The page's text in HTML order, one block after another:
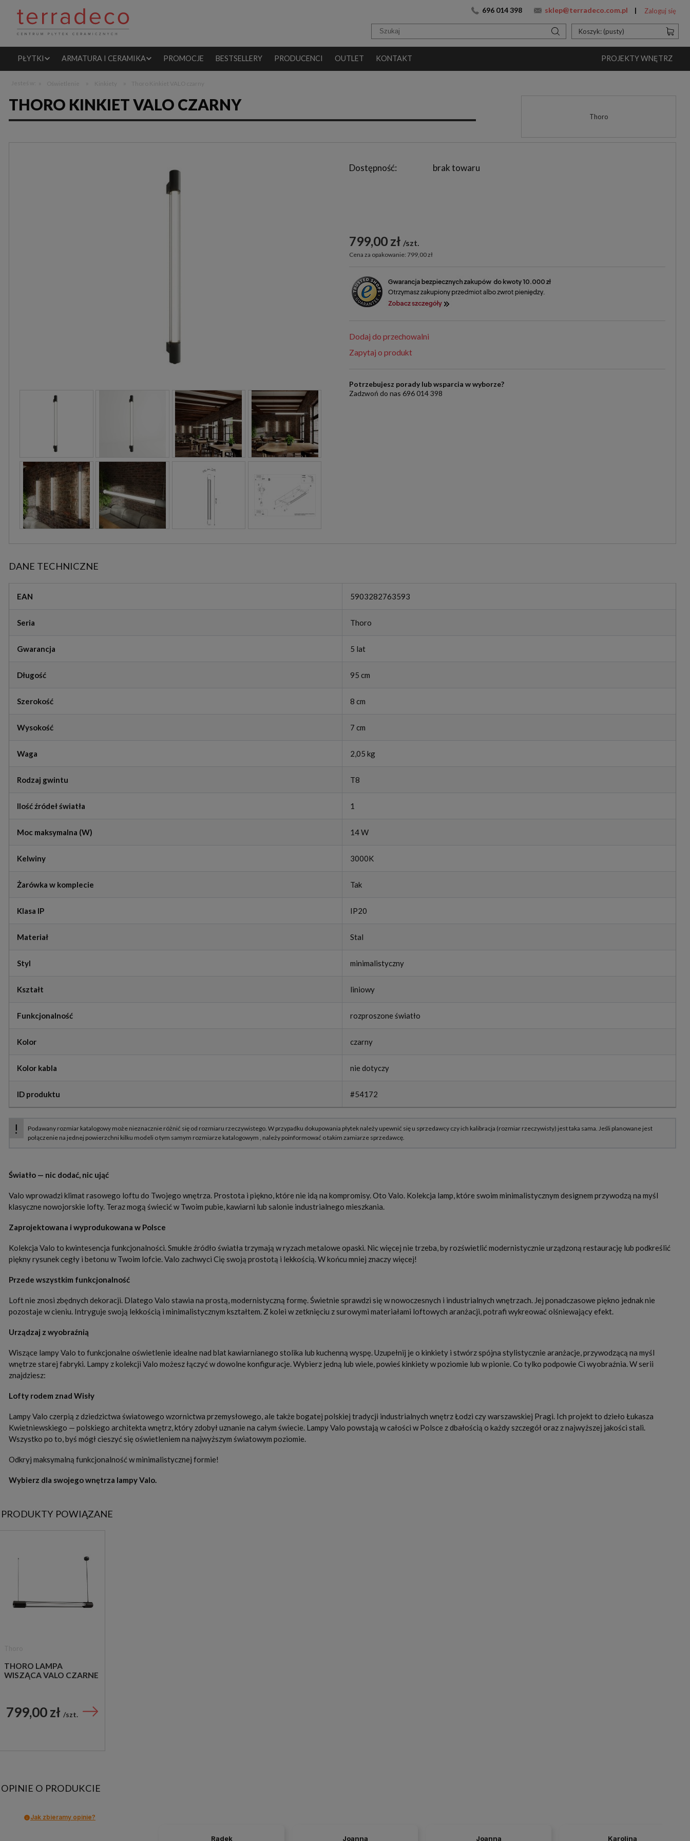
696 014 398 sklep@terradeco.com.pl Zaloguj się
Koszyk: (pusty)
PŁYTKI ARMATURA I CERAMIKA PROMOCJE BESTSELLERY PRODUCENCI OUTLET KONTAKT PROJEKTY WNĘTRZ
THORO KINKIET VALO CZARNY
Thoro
Dostępność: brak towaru
799,00 zł szt.
Cena za opakowanie: 799,00 zł
Dodaj do przechowalni
Zapytaj o produkt
Potrzebujesz porady lub wsparcia w wyborze?
Zadzwoń do nas 696 014 398
DANE TECHNICZNE
EAN 5903282763593
Seria Thoro
Gwarancja 5 lat
Długość 95 cm
Szerokość 8 cm
Wysokość 7 cm
Waga 2,05 kg
Rodzaj gwintu T8
Ilość źródeł światła 1
Moc maksymalna (W) 14 W
Kelwiny 3000K
Żarówka w komplecie Tak
Klasa IP IP20
Materiał Stal
Styl minimalistyczny
Kształt liniowy
Funkcjonalność rozproszone światło
Kolor czarny
Kolor kabla nie dotyczy
ID produktu #54172
Światło — nic dodać, nic ująć
Valo wprowadzi klimat rasowego loftu do Twojego wnętrza. Prostota i piękno, które nie idą na kompromisy. Oto Valo. Kolekcja lamp, które swoim minimalistycznym designem przywodzą na myśl
klasyczne nowojorskie lofty. Teraz mogą świecić w Twoim pubie, kawiarni lub salonie industrialnego mieszkania.
Zaprojektowana i wyprodukowana w Polsce
Kolekcja Valo to kwintesencja funkcjonalności. Smukłe źródło światła trzymają w ryzach metalowe opaski. Nic więcej nie trzeba, by rozświetlić modernistycznie urządzoną restaurację lub podkreślić
piękny rysunek cegły i betonu w Twoim lofcie. Valo zachwyci Cię swoją prostotą i lekkością. W końcu mniej znaczy więcej!
Przede wszystkim funkcjonalność
Loft nie znosi zbędnych dekoracji. Dlatego Valo stawia na prostą, modernistyczną formę. Świetnie sprawdzi się w nowoczesnych i industrialnych wnętrzach. Jej ponadczasowe piękno jednak nie
pozostaje w cieniu. Intryguje swoją lekkością i minimalistycznym kształtem. Z kolei w zetknięciu z surowymi materiałami loftowych aranżacji, potrafi wykreować olśniewający efekt.
Urządzaj z wyobraźnią
Wiszące lampy Valo to funkcjonalne oświetlenie idealne nad blat kawiarnianego stolika lub kuchenną wyspę. Uzupełnij je o kinkiety i stwórz spójna stylistycznie aranżacje, przywodzącą na myśl
wnętrze starej fabryki. Lampy z kolekcji Valo możesz łączyć w dowolne konfiguracje. Wybierz jedną lub wiele, powieś kinkiety w poziomie lub w pionie. Co tylko podpowie Ci wyobraźnia. W serii
znajdziesz:
Lofty rodem znad Wisły
Lampy Valo czerpią z dziedzictwa światowego wzornictwa przemysłowego, ale także bogatej polskiej tradycji industrialnych wnętrz Łodzi czy warszawskiej Pragi. Ich projekt to dzieło Łukasza
Kwietniewskiego — polskiego architekta wnętrz, który zdobył uznanie na całym świecie. Lampy Valo powstają w całości w Polsce z dbałością o każdy szczegół oraz z najwyższej jakości stali.
Wszystko po to, byś mógł cieszyć się oświetleniem na najwyższym światowym poziomie.
Odkryj maksymalną funkcjonalność w minimalistycznej formie!
Wybierz dla swojego wnętrza lampy Valo.
PRODUKTY POWIĄZANE
THORO LAMPA
WISZĄCA VALO CZARNE
799,00 zł szt.
OPINIE O PRODUKCIE
Jak zbieramy opinie?
Radek Joanna Joanna Karolina